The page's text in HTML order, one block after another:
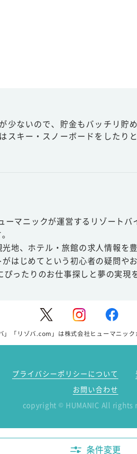
少ないので、貯金もバッチリ
スキー・スノーボードをしたり
マニックが運営するリゾート
地、ホテル・旅館の求人情報
はじめてという初心者の疑問や
ったりのお仕事探しと夢の実現
」「リゾバ.com」は株式会社ヒューマニック
プライバシーポリシーについて
お問い合わせ
copyright © HUMANIC All rights
条件変更